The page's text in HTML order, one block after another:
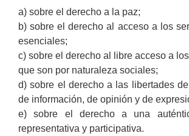
a) sobre el derecho a la paz;
b) sobre el derecho al acceso a los
esenciales;
c) sobre el derecho al libre acceso a
que son por naturaleza sociales;
d) sobre el derecho a las libertades
de información, de opinión y de
e) sobre el derecho a una
representativa y participativa.